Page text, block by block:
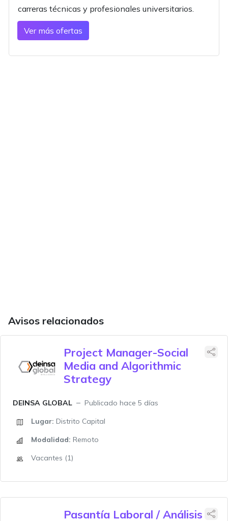
carreras técnicas y profesionales universitarios.
Ver más ofertas
Avisos relacionados
Project Manager-Social
Media and Algorithmic
Strategy
DEINSA GLOBAL
Publicado hace 5 días
Lugar: Distrito Capital
Modalidad: Remoto
Vacantes (1)
Pasantía Laboral / Análisis